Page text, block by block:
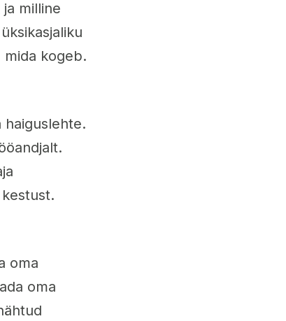
milline
kogeb.
haiguslehte.
oma
oma